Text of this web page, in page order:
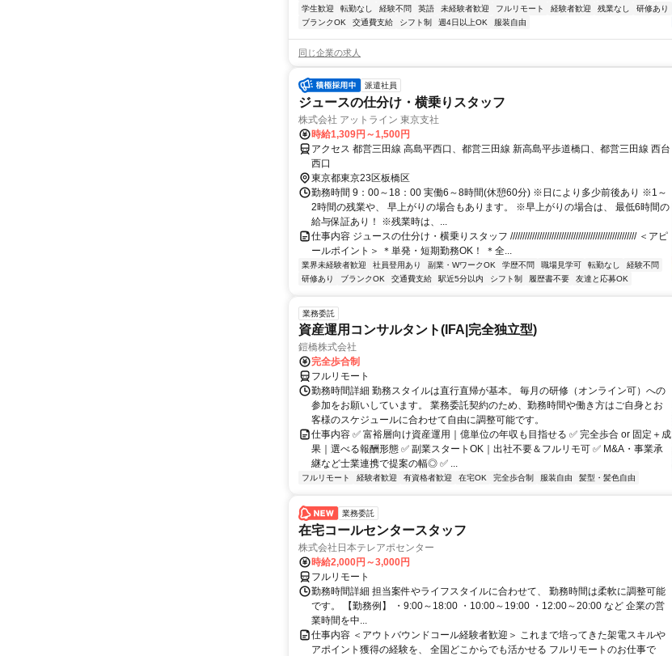
学生歓迎
転勤なし 経験不問 英語 未経験者歓迎 フルリモート 経験者歓迎 残業なし
研修あり
ブランクOK
交通費支給 シフト制 週4日以上OK 服装自由
同じ企業の求人
派遣社員
ジュースの仕分け・横乗りスタッフ
株式会社 アットライン 東京支社
時給1,309円～1,500円
アクセス 都営三田線 高島平西口、都営三田線 新高島平歩道橋口、都営三田線 西台
西口
東京都東京23区板橋区
勤務時間 9：00～18：00 実働6～8時間(休憩60分) ※日により多少前後あり ※1～
2時間の残業や、 早上がりの場合もあります。 ※早上がりの場合は、 最低6時間の
給与保証あり！ ※残業時は、...
仕事内容 ジュースの仕分け・横乗りスタッフ //////////////////////////////////////////////////// ＜アピ
ールポイント＞ ＊単発・短期勤務OK！ ＊全...
業界未経験者歓迎 社員登用あり 副業・WワークOK 学歴不問 職場見学可 転勤なし
経験不問
研修あり
ブランクOK 交通費支給 駅近5分以内 シフト制 履歴書不要 友達と応募OK
業務委託
資産運用コンサルタント(IFA|完全独立型)
鎧橋株式会社
完全歩合制
フルリモート
勤務時間詳細 勤務スタイルは直行直帰が基本。 毎月の研修（オンライン可）への
参加をお願いしています。 業務委託契約のため、勤務時間や働き方はご自身とお
客様のスケジュールに合わせて自由に調整可能です。
仕事内容 ✅ 富裕層向け資産運用｜億単位の年収も目指せる ✅ 完全歩合 or 固定＋成
果｜選べる報酬形態 ✅ 副業スタートOK｜出社不要＆フルリモ可 ✅ M&A・事業承
継など士業連携で提案の幅◎ ✅ ...
フルリモート 経験者歓迎 有資格者歓迎 在宅OK 完全歩合制 服装自由 髪型・髪色自由
業務委託
在宅コールセンタースタッフ
株式会社日本テレアポセンター
時給2,000円～3,000円
フルリモート
勤務時間詳細 担当案件やライフスタイルに合わせて、 勤務時間は柔軟に調整可能
です。 【勤務例】 ・9:00～18:00 ・10:00～19:00 ・12:00～20:00 など 企業の営
業時間を中...
仕事内容 ＜アウトバウンドコール経験者歓迎＞ これまで培ってきた架電スキルや
アポイント獲得の経験を、 全国どこからでも活かせる フルリモートのお仕事で